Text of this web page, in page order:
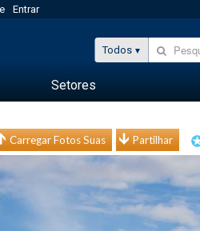
Entrar
Todos
Setores
Carregar Fotos Suas Partilhar